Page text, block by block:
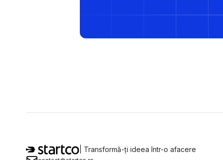
| Transformă-ți ideea într-o afacere